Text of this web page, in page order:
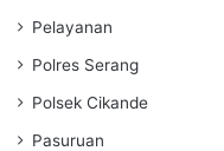
Pelayanan
Polres Serang
Polsek Cikande
Pasuruan